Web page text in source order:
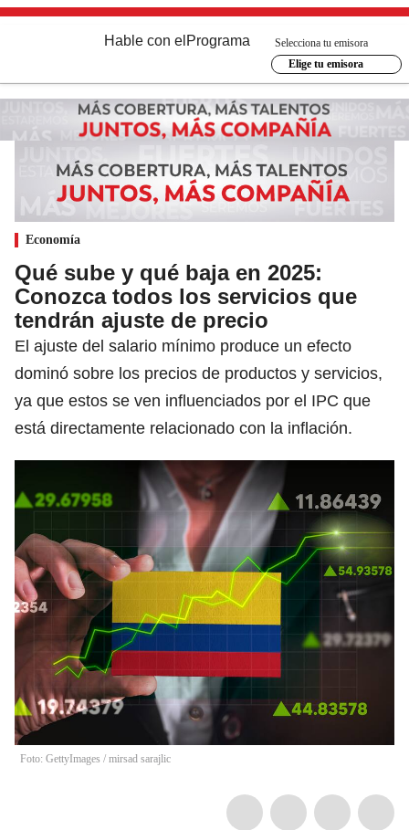
Hable con el Programa
Selecciona tu emisora
Elige tu emisora
Economía
Qué sube y qué baja en 2025:
Conozca todos los servicios que
tendrán ajuste de precio
El ajuste del salario mínimo produce un efecto
dominó sobre los precios de productos y servicios,
ya que estos se ven influenciados por el IPC que
está directamente relacionado con la inflación.
Foto: GettyImages / mirsad sarajlic